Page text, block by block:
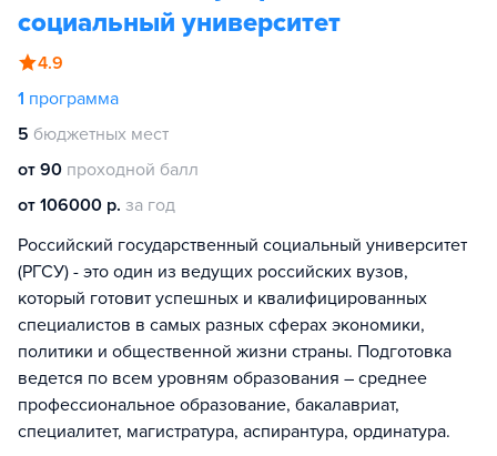
социальный университет
4.9
1 программа
5 бюджетных мест
от 90 проходной балл
от 106000 р. за год
Российский государственный социальный университет
(РГСУ) - это один из ведущих российских вузов,
который готовит успешных и квалифицированных
специалистов в самых разных сферах экономики,
политики и общественной жизни страны. Подготовка
ведется по всем уровням образования – среднее
профессиональное образование, бакалавриат,
специалитет, магистратура, аспирантура, ординатура.